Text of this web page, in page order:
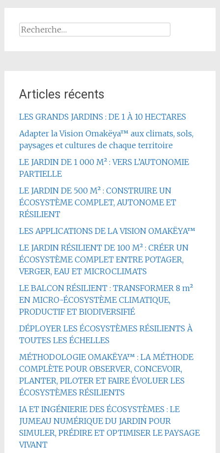
Rechercher :
Articles récents
LES GRANDS JARDINS : DE 1 À 10 HECTARES
Adapter la Vision Omakëya™ aux climats, sols,
paysages et cultures de chaque territoire
LE JARDIN DE 1 000 M² : VERS L’AUTONOMIE
PARTIELLE
LE JARDIN DE 500 M² : CONSTRUIRE UN
ÉCOSYSTÈME COMPLET, AUTONOME ET
RÉSILIENT
LES APPLICATIONS DE LA VISION OMAKËYA™
LE JARDIN RÉSILIENT DE 100 M² : CRÉER UN
ÉCOSYSTÈME COMPLET ENTRE POTAGER,
VERGER, EAU ET MICROCLIMATS
LE BALCON RÉSILIENT : TRANSFORMER 8 m²
EN MICRO-ÉCOSYSTÈME CLIMATIQUE,
PRODUCTIF ET BIODIVERSIFIÉ
DÉPLOYER LES ÉCOSYSTÈMES RÉSILIENTS À
TOUTES LES ÉCHELLES
MÉTHODOLOGIE OMAKËYA™ : LA MÉTHODE
COMPLÈTE POUR OBSERVER, CONCEVOIR,
PLANTER, PILOTER ET FAIRE ÉVOLUER LES
ÉCOSYSTÈMES RÉSILIENTS
IA ET INGÉNIERIE DES ÉCOSYSTÈMES : LE
JUMEAU NUMÉRIQUE DU JARDIN POUR
SIMULER, PRÉDIRE ET OPTIMISER LE PAYSAGE
VIVANT